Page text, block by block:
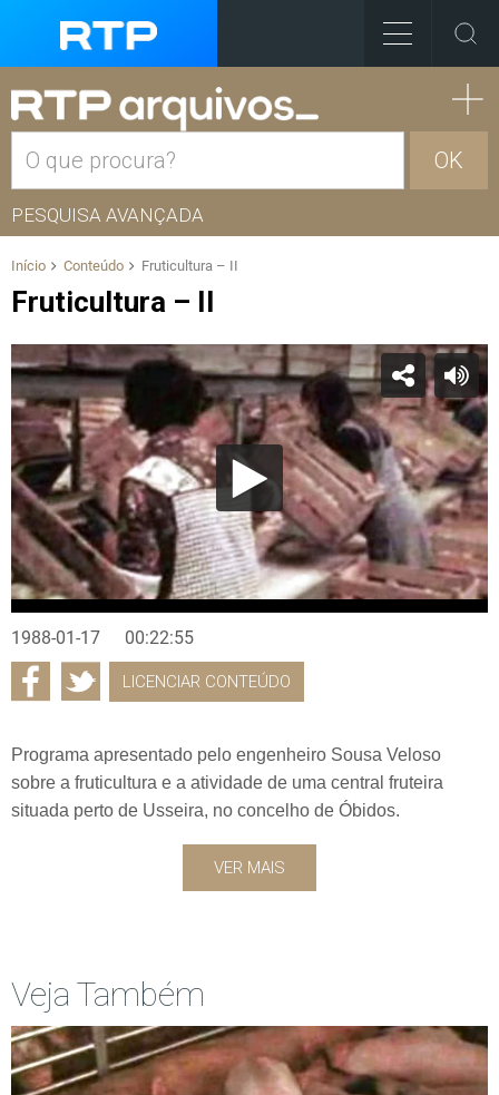
OK
PESQUISA AVANÇADA
Início Conteúdo Fruticultura – II
Fruticultura – II
1988-01-17 00:22:55
LICENCIAR CONTEÚDO
Programa apresentado pelo engenheiro Sousa Veloso
sobre a fruticultura e a atividade de uma central fruteira
situada perto de Usseira, no concelho de Óbidos.
VER MAIS
Veja Também